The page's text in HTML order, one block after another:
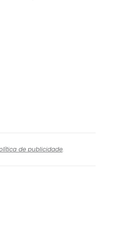
de publicidade.